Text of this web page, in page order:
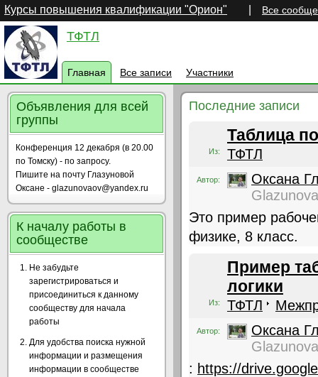
Курсы повышения квалификации "Орион" Все
ТФТЛ
Главная Все записи Участники
Объявления для всей
группы
Конференция 12 декабря (в 20.00
по Томску) - по запросу.
Пишите на почту Глазуновой
Оксане - glazunovaov@yandex.ru
К началу работы в
сообществе
Не забудьте
зарегистрироваться и
присоединиться к данному
сообществу для начала
работы
Для удобства поиска нужной
информации и размещения
информации в сообществе
Последние записи
Таблица
Из: ТФТЛ
Автор:
Оксана
Это пример
физике, 8 класс.
Пример
логики
Из: ТФТЛ
Автор:
Оксана
: https://